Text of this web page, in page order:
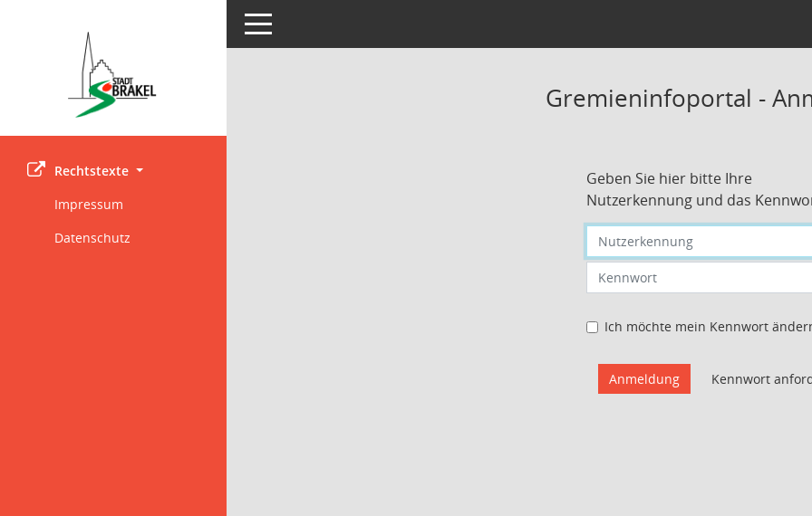
Rechtstexte
Impressum
Datenschutz
Toggle navigation
Gremieninfoportal -
Geben Sie hier bitte Ihre
Nutzerkennung und das
Nutzerkennung eingeben
Kennwort eingeben
Ich möchte mein Kennwort